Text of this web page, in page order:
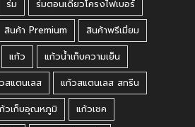
ร่ม
ร่มตอนเดียวโครงไฟเบอร์
สินค้า Premium
สินค้าพรีเมี่ยม
แก้ว
แก้วน้ำเก็บความเย็น
สแตนเลส
แก้วสแตนเลส สกรีน
วเก็บอุณหภูมิ
แก้วเชค